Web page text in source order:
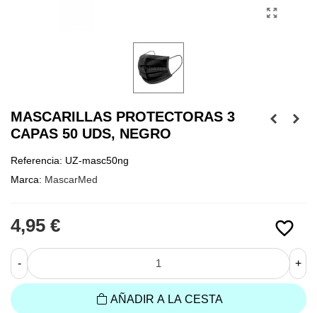
MASCARILLAS PROTECTORAS 3
CAPAS 50 UDS, NEGRO
Referencia: UZ-masc50ng
Marca: MascarMed
favorite_border
4,95 €
- +
AÑADIR A LA CESTA